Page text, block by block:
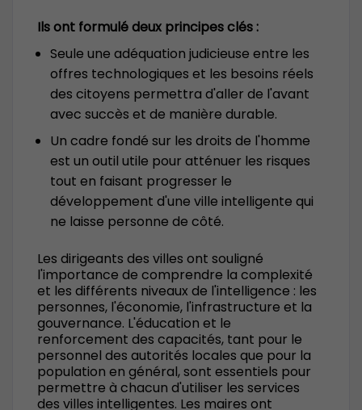
Ils ont formulé deux principes clés :
Seule une adéquation judicieuse entre les
offres technologiques et les besoins réels
des citoyens permettra d'aller de l'avant
avec succès et de manière durable.
Un cadre fondé sur les droits de l'homme
est un outil utile pour atténuer les risques
tout en faisant progresser le
développement d'une ville intelligente qui
ne laisse personne de côté.
Les dirigeants des villes ont souligné
l'importance de comprendre la complexité
et les différents niveaux de l'intelligence : les
personnes, l'économie, l'infrastructure et la
gouvernance. L'éducation et le
renforcement des capacités, tant pour le
personnel des autorités locales que pour la
population en général, sont essentiels pour
permettre à chacun d'utiliser les services
des villes intelligentes. Les maires ont